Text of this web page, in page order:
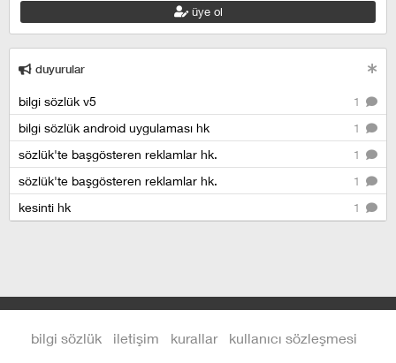
üye ol
duyurular
1
bilgi sözlük v5
1
bilgi sözlük android uygulaması hk
1
sözlük'te başgösteren reklamlar hk.
1
sözlük'te başgösteren reklamlar hk.
1
kesinti hk
bilgi sözlük iletişim kurallar kullanıcı sözleşmesi